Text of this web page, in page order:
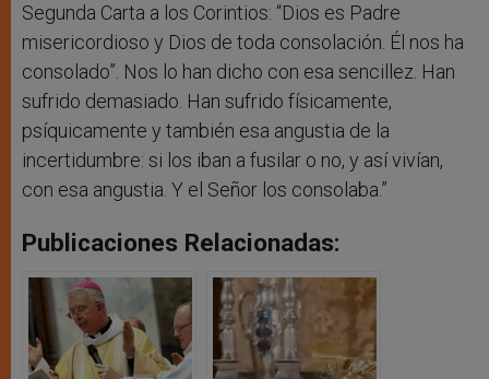
Segunda Carta a los Corintios: “Dios es Padre
misericordioso y Dios de toda consolación. Él nos ha
consolado”. Nos lo han dicho con esa sencillez. Han
sufrido demasiado. Han sufrido físicamente,
psíquicamente y también esa angustia de la
incertidumbre: si los iban a fusilar o no, y así vivían,
con esa angustia. Y el Señor los consolaba.”
Publicaciones Relacionadas: